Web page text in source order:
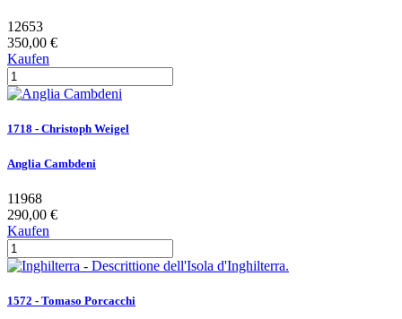
12653
350,00 €
Kaufen
1718 - Christoph Weigel
Anglia Cambdeni
11968
290,00 €
Kaufen
1572 - Tomaso Porcacchi